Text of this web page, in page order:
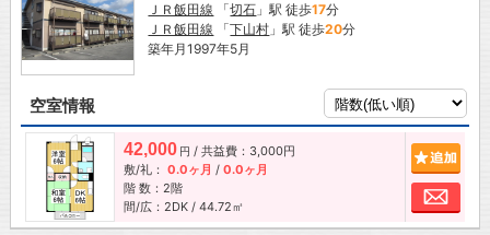
ＪＲ飯田線 「切石 」駅 徒歩17分
ＪＲ飯田線 「下山村 」駅 徒歩20分
築年月1997年5月
空室情報
42,000 円 / 共益費：3,000円
敷/礼： 0.0ヶ月 / 0.0ヶ月
階 数：2階
間/広：2DK / 44.72㎡
お